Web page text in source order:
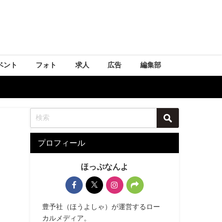
ント フォト 求人 広告 編集部
プロフィール
ほっぷなんよ
豊予社（ほうよしゃ）が運営するロー
カルメディア。